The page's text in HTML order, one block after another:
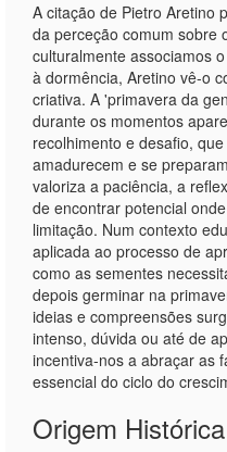
A citação de Pietro Aretino
da perceção comum sobre
culturalmente associamos
à dormência, Aretino vê-o
criativa. A 'primavera da
durante os momentos
recolhimento e desafio,
amadurecem e se
valoriza a paciência, a
de encontrar potencial
limitação. Num contexto
aplicada ao processo de
como as sementes
depois germinar na
ideias e compreensões
intenso, dúvida ou até de
incentiva-nos a abraçar as
essencial do ciclo do
Origem Histórica